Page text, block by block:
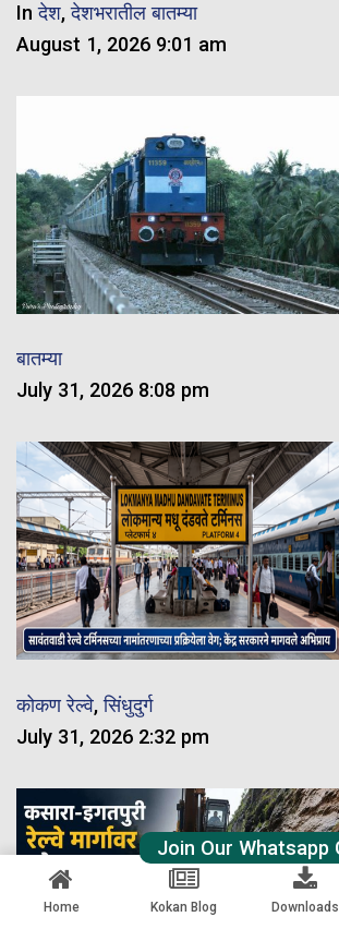
Inदेश,देशभरातील बातम्या
August 1, 2026 9:01 am
बातम्या
July 31, 2026 8:08 pm
कोकण रेल्वे,सिंधुदुर्ग
July 31, 2026 2:32 pm
Home Kokan Blog Downloads
Join Our Whatsapp